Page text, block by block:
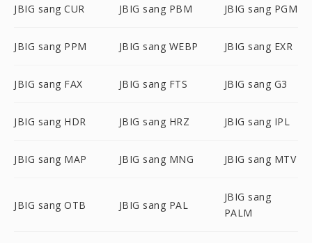
JBIG sang CUR JBIG sang PBM JBIG sang PGM
JBIG sang PPM JBIG sang WEBP JBIG sang EXR
JBIG sang FAX JBIG sang FTS JBIG sang G3
JBIG sang HDR JBIG sang HRZ JBIG sang IPL
JBIG sang MAP JBIG sang MNG JBIG sang MTV
JBIG sang OTB JBIG sang PAL
JBIG sang
PALM